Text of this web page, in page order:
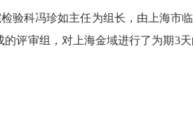
科冯珍如主任为组长，由上海市
评审组，对上海金域进行了为期3